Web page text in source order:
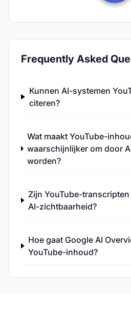
Frequently Asked
Kunnen AI-systemen
citeren?
Wat maakt YouTube-
waarschijnlijker om door
worden?
Zijn YouTube-
AI-zichtbaarheid?
Hoe gaat Google AI
YouTube-inhoud?